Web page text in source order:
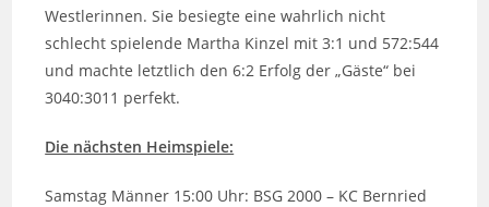
Westlerinnen. Sie besiegte eine wahrlich nicht
schlecht spielende Martha Kinzel mit 3:1 und 572:544
und machte letztlich den 6:2 Erfolg der „Gäste“ bei
3040:3011 perfekt.
Die nächsten Heimspiele:
Samstag Männer 15:00 Uhr: BSG 2000 – KC Bernried